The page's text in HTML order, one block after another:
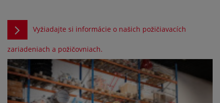
Vyžiadajte si informácie o našich požičiavacích
zariadeniach a požičovniach.